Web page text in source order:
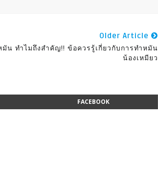
Older Article
มัน ทำไมถึงสำคัญ!! ข้อควรรู้เกี่ยวกับการทำหมัน
น้องเหมียว
FACEBOOK